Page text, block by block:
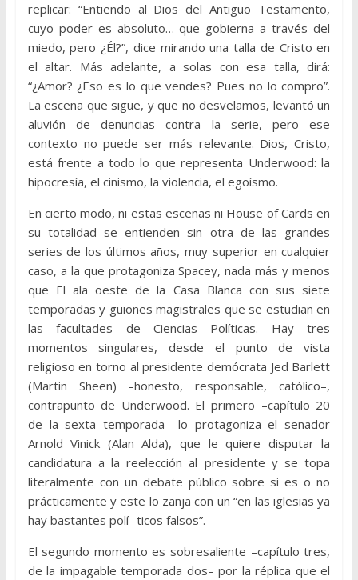
replicar: “Entiendo al Dios del Antiguo Testamento,
cuyo poder es absoluto… que gobierna a través del
miedo, pero ¿Él?”, dice mirando una talla de Cristo en
el altar. Más adelante, a solas con esa talla, dirá:
“¿Amor? ¿Eso es lo que vendes? Pues no lo compro”.
La escena que sigue, y que no desvelamos, levantó un
aluvión de denuncias contra la serie, pero ese
contexto no puede ser más relevante. Dios, Cristo,
está frente a todo lo que representa Underwood: la
hipocresía, el cinismo, la violencia, el egoísmo.
En cierto modo, ni estas escenas ni House of Cards en
su totalidad se entienden sin otra de las grandes
series de los últimos años, muy superior en cualquier
caso, a la que protagoniza Spacey, nada más y menos
que El ala oeste de la Casa Blanca con sus siete
temporadas y guiones magistrales que se estudian en
las facultades de Ciencias Políticas. Hay tres
momentos singulares, desde el punto de vista
religioso en torno al presidente demócrata Jed Barlett
(Martin Sheen) –honesto, responsable, católico–,
contrapunto de Underwood. El primero –capítulo 20
de la sexta temporada– lo protagoniza el senador
Arnold Vinick (Alan Alda), que le quiere disputar la
candidatura a la reelección al presidente y se topa
literalmente con un debate público sobre si es o no
prácticamente y este lo zanja con un “en las iglesias ya
hay bastantes polí- ticos falsos”.
El segundo momento es sobresaliente –capítulo tres,
de la impagable temporada dos– por la réplica que el